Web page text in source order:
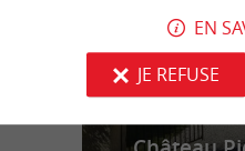
EN
JE REFUSE